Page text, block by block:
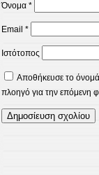
Όνομα *
Email *
Ιστότοπος
Αποθήκευσε το
πλοηγό για την επόμενη